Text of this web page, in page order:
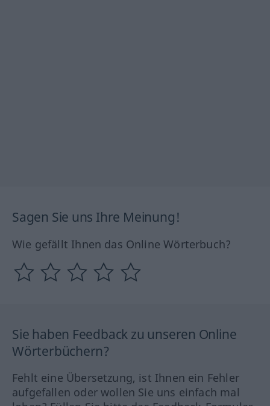
Sagen Sie uns Ihre Meinung!
Wie gefällt Ihnen das Online Wörterbuch?
Sie haben Feedback zu unseren Online
Wörterbüchern?
Fehlt eine Übersetzung, ist Ihnen ein Fehler
aufgefallen oder wollen Sie uns einfach mal